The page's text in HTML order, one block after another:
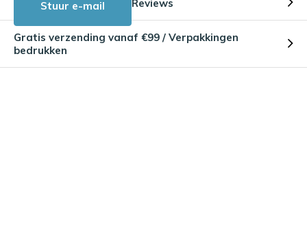
Stuur e-mail Reviews
Gratis verzending vanaf €99 / Verpakkingen
bedrukken